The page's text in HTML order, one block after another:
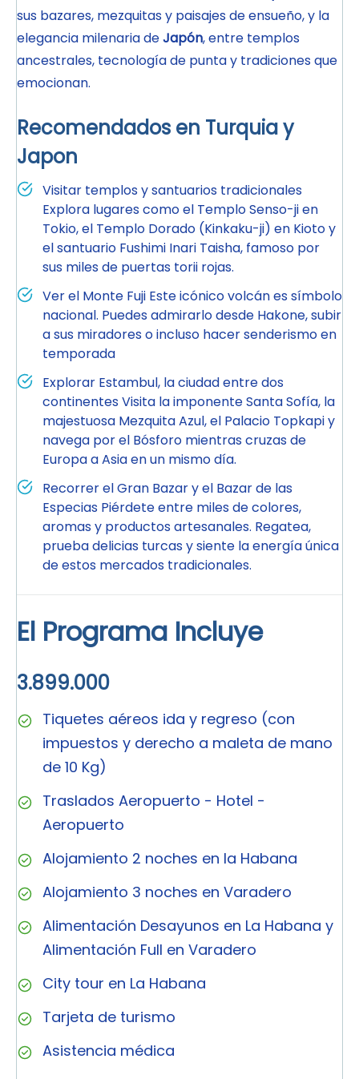
sus bazares, mezquitas y paisajes de ensueño, y la
elegancia milenaria deJapón, entre templos
ancestrales, tecnología de punta y tradiciones que
emocionan.
Recomendados en Turquia y
Japon
Visitar templos y santuarios tradicionales
Explora lugares como el Templo Senso-ji en
Tokio, el Templo Dorado (Kinkaku-ji) en Kioto y
el santuario Fushimi Inari Taisha, famoso por
sus miles de puertas torii rojas.
Ver el Monte Fuji Este icónico volcán es símbolo
nacional. Puedes admirarlo desde Hakone, subir
a sus miradores o incluso hacer senderismo en
temporada
Explorar Estambul, la ciudad entre dos
continentes Visita la imponente Santa Sofía, la
majestuosa Mezquita Azul, el Palacio Topkapi y
navega por el Bósforo mientras cruzas de
Europa a Asia en un mismo día.
Recorrer el Gran Bazar y el Bazar de las
Especias Piérdete entre miles de colores,
aromas y productos artesanales. Regatea,
prueba delicias turcas y siente la energía única
de estos mercados tradicionales.
El Programa Incluye
3.899.000
Tiquetes aéreos ida y regreso (con
impuestos y derecho a maleta de mano
de 10 Kg)
Traslados Aeropuerto - Hotel -
Aeropuerto
Alojamiento 2 noches en la Habana
Alojamiento 3 noches en Varadero
Alimentación Desayunos en La Habana y
Alimentación Full en Varadero
City tour en La Habana
Tarjeta de turismo
Asistencia médica